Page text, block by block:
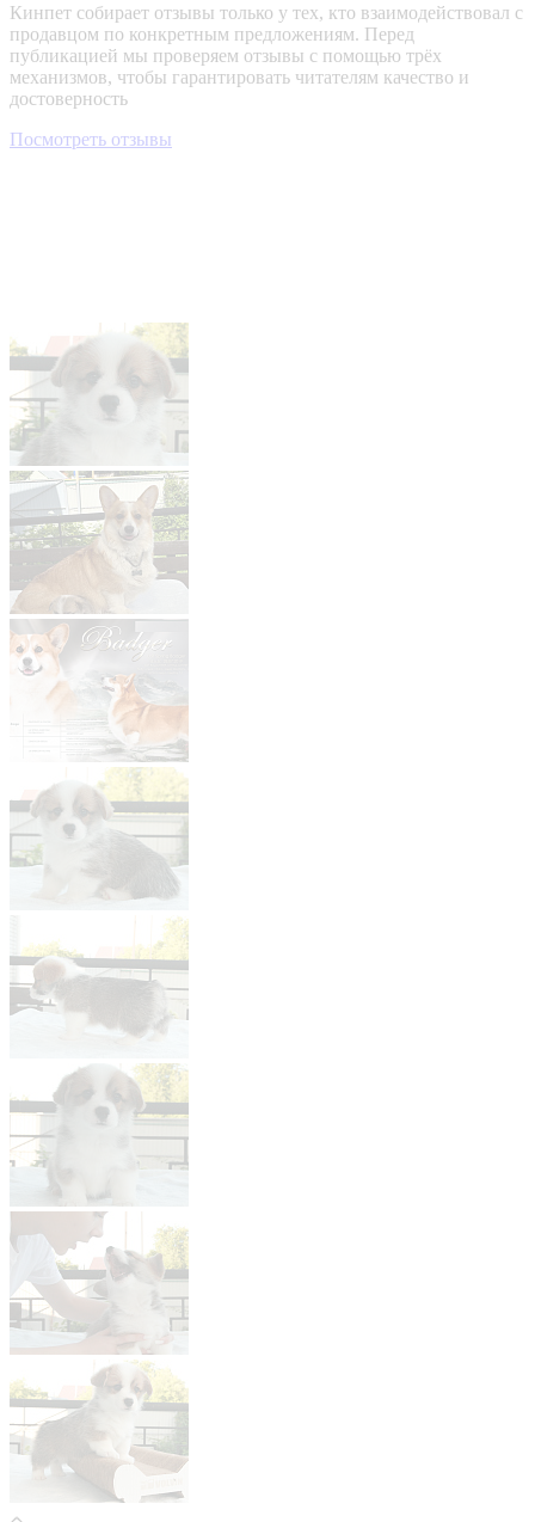
Кинпет собирает отзывы только у тех, кто взаимодействовал с
продавцом по конкретным предложениям. Перед
публикацией мы проверяем отзывы с помощью трёх
механизмов, чтобы гарантировать читателям качество и
достоверность
Посмотреть отзывы